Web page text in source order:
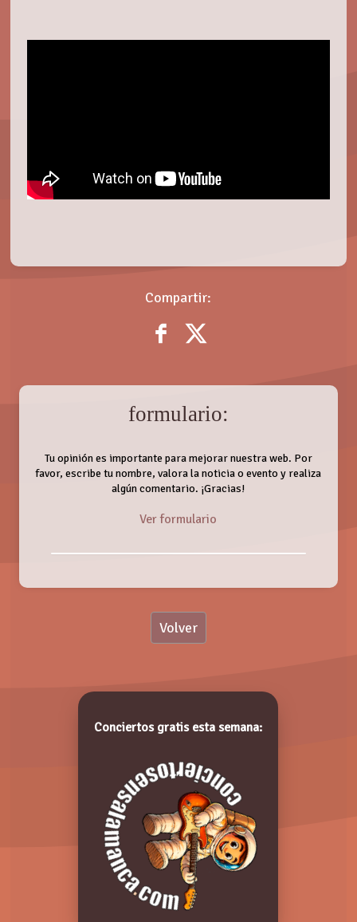
Compartir:
formulario:
Tu opinión es importante para mejorar nuestra web. Por
favor, escribe tu nombre, valora la noticia o evento y realiza
algún comentario. ¡Gracias!
Ver formulario
Valora de 1 a 5 puntos. ¡Gracias!
Comentarios:
Volver
Conciertos gratis esta semana: